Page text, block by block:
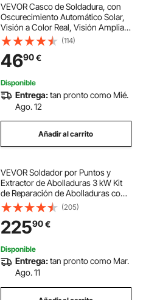
VEVOR Casco de Soldadura, con
Oscurecimiento Automático Solar,
Visión a Color Real, Visión Amplia,
con 4 Sensores de Arco, Tono DIN
4/5-9/9-13, para Soldadura TIG,
MIG y Arco, Esmerilado y Corte
(114)
4690€
Disponible
Entrega:tan pronto como Mié.
Ago. 12
Añadir al carrito
VEVOR Soldador por Puntos y
Extractor de Abolladuras 3 kW Kit
de Reparación de Abolladuras con
Soldador de Pernos con 2 Pistolas
de Soldadura 7 Modos Máquina de
Reparación de Abolladuras para
Autos
(205)
22590€
Disponible
Entrega:tan pronto como Mar.
Ago. 11